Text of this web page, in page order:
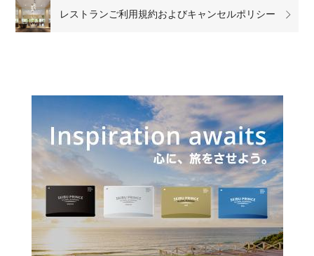
レストランご利用規約およびキャンセルポリシー